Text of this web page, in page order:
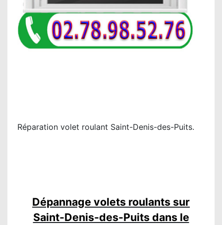
Réparation volet roulant Saint-Denis-des-Puits.
Dépannage volets roulants sur
Saint-Denis-des-Puits dans le